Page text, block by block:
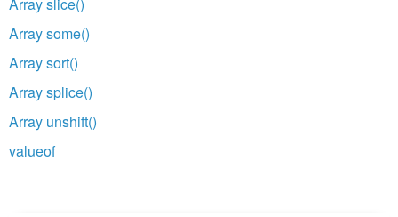
Array slice()
Array some()
Array sort()
Array splice()
Array unshift()
valueof